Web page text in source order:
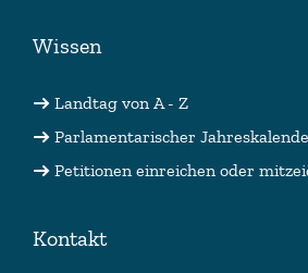
Wissen
Landtag von A - Z
Parlamentarischer
Petitionen einreichen oder
Kontakt